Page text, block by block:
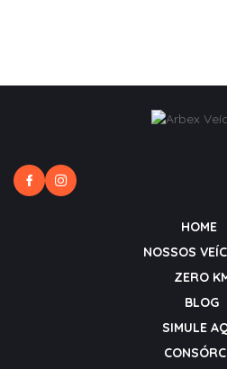
HOME
NOSSOS
ZERO
BLOG
SIMULE